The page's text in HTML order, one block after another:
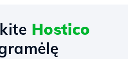
Hostico